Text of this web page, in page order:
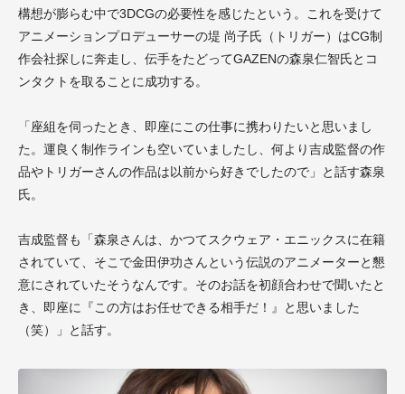
構想が膨らむ中で3DCGの必要性を感じたという。これを受けて
アニメーションプロデューサーの堤 尚子氏（トリガー）はCG制
作会社探しに奔走し、伝手をたどってGAZENの森泉仁智氏とコ
ンタクトを取ることに成功する。
「座組を伺ったとき、即座にこの仕事に携わりたいと思いまし
た。運良く制作ラインも空いていましたし、何より吉成監督の作
品やトリガーさんの作品は以前から好きでしたので」と話す森泉
氏。
吉成監督も「森泉さんは、かつてスクウェア・エニックスに在籍
されていて、そこで金田伊功さんという伝説のアニメーターと懇
意にされていたそうなんです。そのお話を初顔合わせで聞いたと
き、即座に『この方はお任せできる相手だ！』と思いました
（笑）」と話す。